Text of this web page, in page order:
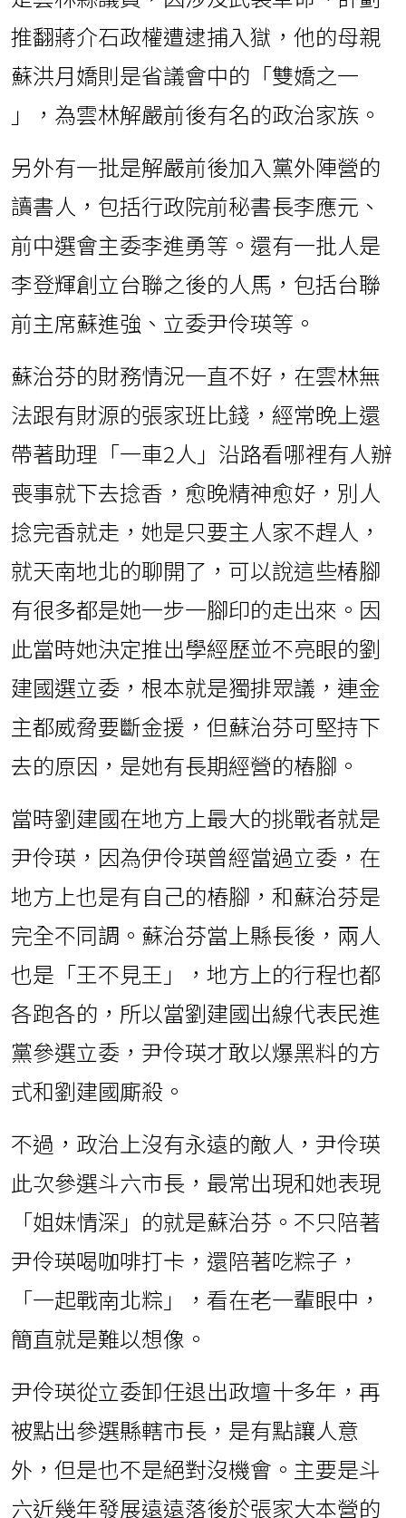
推翻蔣介石政權遭逮捕入獄，他的母親
蘇洪月嬌則是省議會中的「雙嬌之一
」，為雲林解嚴前後有名的政治家族。
另外有一批是解嚴前後加入黨外陣營的
讀書人，包括行政院前秘書長李應元、
前中選會主委李進勇等。還有一批人是
李登輝創立台聯之後的人馬，包括台聯
前主席蘇進強、立委尹伶瑛等。
蘇治芬的財務情況一直不好，在雲林無
法跟有財源的張家班比錢，經常晚上還
帶著助理「一車2人」沿路看哪裡有人辦
喪事就下去捻香，愈晚精神愈好，別人
捻完香就走，她是只要主人家不趕人，
就天南地北的聊開了，可以說這些椿腳
有很多都是她一步一腳印的走出來。因
此當時她決定推出學經歷並不亮眼的劉
建國選立委，根本就是獨排眾議，連金
主都威脅要斷金援，但蘇治芬可堅持下
去的原因，是她有長期經營的樁腳。
當時劉建國在地方上最大的挑戰者就是
尹伶瑛，因為伊伶瑛曾經當過立委，在
地方上也是有自己的樁腳，和蘇治芬是
完全不同調。蘇治芬當上縣長後，兩人
也是「王不見王」，地方上的行程也都
各跑各的，所以當劉建國出線代表民進
黨參選立委，尹伶瑛才敢以爆黑料的方
式和劉建國廝殺。
不過，政治上沒有永遠的敵人，尹伶瑛
此次參選斗六市長，最常出現和她表現
「姐妹情深」的就是蘇治芬。不只陪著
尹伶瑛喝咖啡打卡，還陪著吃粽子，
「一起戰南北粽」，看在老一輩眼中，
簡直就是難以想像。
尹伶瑛從立委卸任退出政壇十多年，再
被點出參選縣轄市長，是有點讓人意
外，但是也不是絕對沒機會。主要是斗
六近幾年發展遠遠落後於張家大本營的